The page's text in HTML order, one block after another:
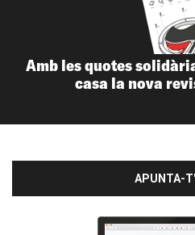
Amb les quotes
casa la nova
APUNTA-